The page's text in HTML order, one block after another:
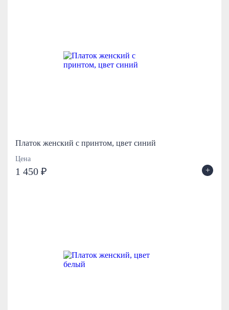
Платок женский с принтом, цвет синий
Цена
1 450 ₽ +